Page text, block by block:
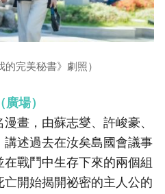
的完美秘書》劇照）
場）
畫，由蘇志燮、許峻豪、
述過去在汝矣島國會議事
戰鬥中生存下來的兩個組
開始揭開祕密的主人公的